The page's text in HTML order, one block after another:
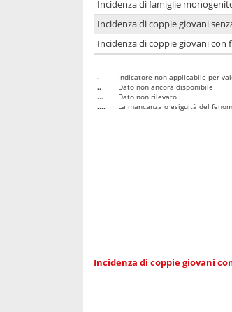
Incidenza di famiglie
Incidenza di coppie giovani
Incidenza di coppie giovani con
-
Indicatore non applicabile per
..
Dato non ancora disponibile
...
Dato non rilevato
....
La mancanza o esiguità del
Incidenza di coppie giovani